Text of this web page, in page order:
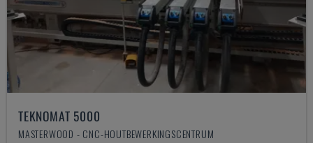
TEKNOMAT 5000
MASTERWOOD - CNC-HOUTBEWERKINGSCENTRUM